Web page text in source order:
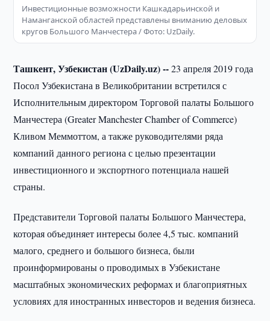
Инвестиционные возможности Кашкадарьинской и
Наманганской областей представлены вниманию деловых
кругов Большого Манчестера / Фото: UzDaily.
Ташкент, Узбекистан (UzDaily.uz) --23 апреля 2019 года
Посол Узбекистана в Великобритании встретился с
Исполнительным директором Торговой палаты Большого
Манчестера (Greater Manchester Chamber of Commerce)
Кливом Меммоттом, а также руководителями ряда
компаний данного региона с целью презентации
инвестиционного и экспортного потенциала нашей
страны.
Представители Торговой палаты Большого Манчестера,
которая объединяет интересы более 4,5 тыс. компаний
малого, среднего и большого бизнеса, были
проинформированы о проводимых в Узбекистане
масштабных экономических реформах и благоприятных
условиях для иностранных инвесторов и ведения бизнеса.